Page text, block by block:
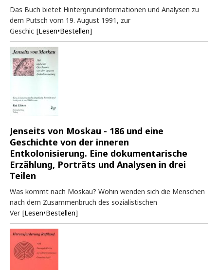
Das Buch bietet Hintergrundinformationen und Analysen zu
dem Putsch vom 19. August 1991, zur
Geschic [Lesen•Bestellen]
Jenseits von Moskau - 186 und eine
Geschichte von der inneren
Entkolonisierung. Eine dokumentarische
Erzählung, Porträts und Analysen in drei
Teilen
Was kommt nach Moskau? Wohin wenden sich die Menschen
nach dem Zusammenbruch des sozialistischen
Ver [Lesen•Bestellen]